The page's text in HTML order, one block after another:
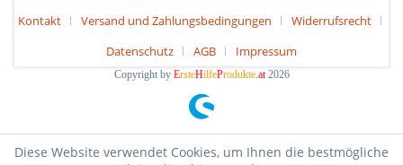
Kontakt
Versand und Zahlungsbedingungen
Widerrufsrecht
Datenschutz
AGB Impressum
Copyright by ErsteHilfeProdukte.at2026
Diese Website verwendet Cookies, um Ihnen die bestmögliche